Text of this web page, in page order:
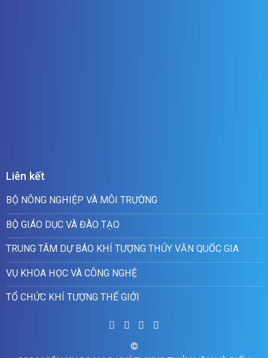
Liên kết
BỘ NÔNG NGHIỆP VÀ MÔI TRƯỜNG
BỘ GIÁO DỤC VÀ ĐÀO TẠO
TRUNG TÂM DỰ BÁO KHÍ TƯỢNG THỦY VĂN QUỐC GIA
VỤ KHOA HỌC VÀ CÔNG NGHỆ
TỔ CHỨC KHÍ TƯỢNG THẾ GIỚI
©